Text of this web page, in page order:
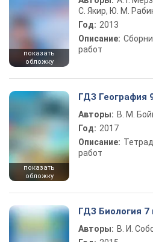
показать
обложку
С. Якир, Ю. М.
Год: 2013
Описание:
работ
показать
обложку
ГДЗ География
Авторы: В. М.
Год: 2017
Описание:
работ
ГДЗ Биология 7
Авторы: В. И.